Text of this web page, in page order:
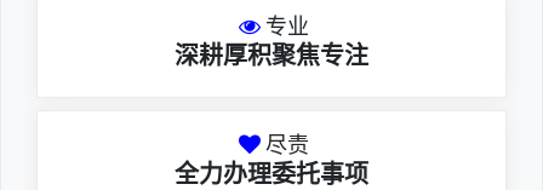
专业
深耕厚积聚焦专注
尽责
全力办理委托事项